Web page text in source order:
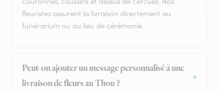
fleuristes assurent la livraison directement au
funérarium ou au lieu de cérémonie.
Peut-on ajouter un message personnalisé à une
livraison de fleurs au Thou ?